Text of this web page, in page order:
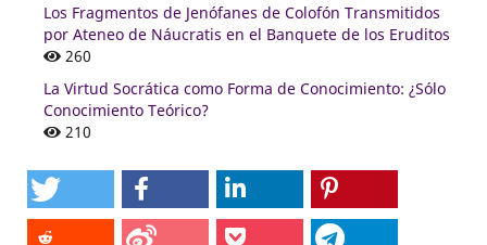
Los Fragmentos de Jenófanes de Colofón Transmitidos
por Ateneo de Náucratis en el Banquete de los Eruditos
260
La Virtud Socrática como Forma de Conocimiento: ¿Sólo
Conocimiento Teórico?
210